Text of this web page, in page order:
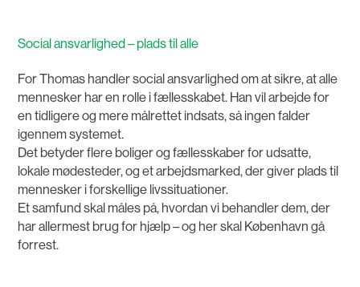
Social ansvarlighed – plads til alle
For Thomas handler social ansvarlighed om at sikre, at alle
mennesker har en rolle i fællesskabet. Han vil arbejde for
en tidligere og mere målrettet indsats, så ingen falder
igennem systemet.
Det betyder flere boliger og fællesskaber for udsatte,
lokale mødesteder, og et arbejdsmarked, der giver plads til
mennesker i forskellige livssituationer.
Et samfund skal måles på, hvordan vi behandler dem, der
har allermest brug for hjælp – og her skal København gå
forrest.